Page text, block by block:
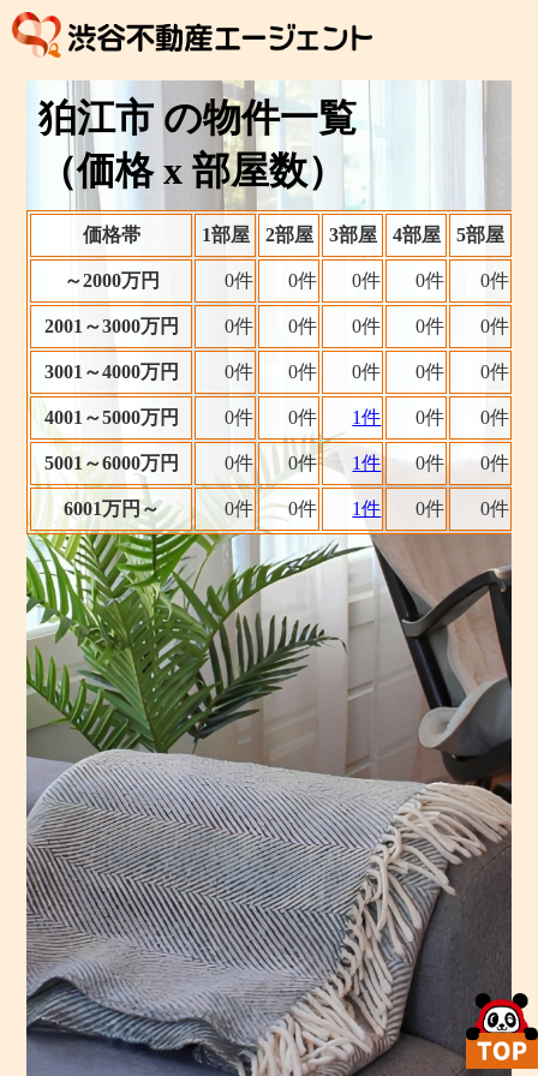
狛江市 の物件一覧
（価格 x 部屋数）
価格帯 1部屋 2部屋 3部屋 4部屋 5部屋
～2000万円 0件 0件 0件 0件 0件
2001～3000万円 0件 0件 0件 0件 0件
3001～4000万円 0件 0件 0件 0件 0件
4001～5000万円 0件 0件 1件 0件 0件
5001～6000万円 0件 0件 1件 0件 0件
6001万円～ 0件 0件 1件 0件 0件